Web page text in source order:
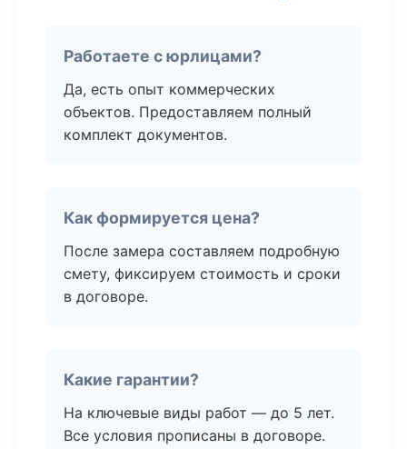
Работаете с юрлицами?
Да, есть опыт коммерческих
объектов. Предоставляем полный
комплект документов.
Как формируется цена?
После замера составляем подробную
смету, фиксируем стоимость и сроки
в договоре.
Какие гарантии?
На ключевые виды работ — до 5 лет.
Все условия прописаны в договоре.